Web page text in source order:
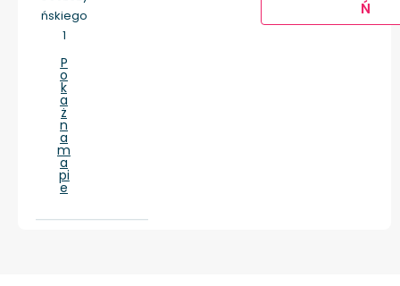
ńskiego
1
P
o
k
a
ż
n
a
m
a
pi
e
Ń